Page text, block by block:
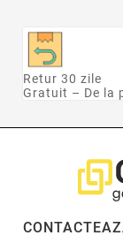
Retur 30 zile
Gratuit – De la